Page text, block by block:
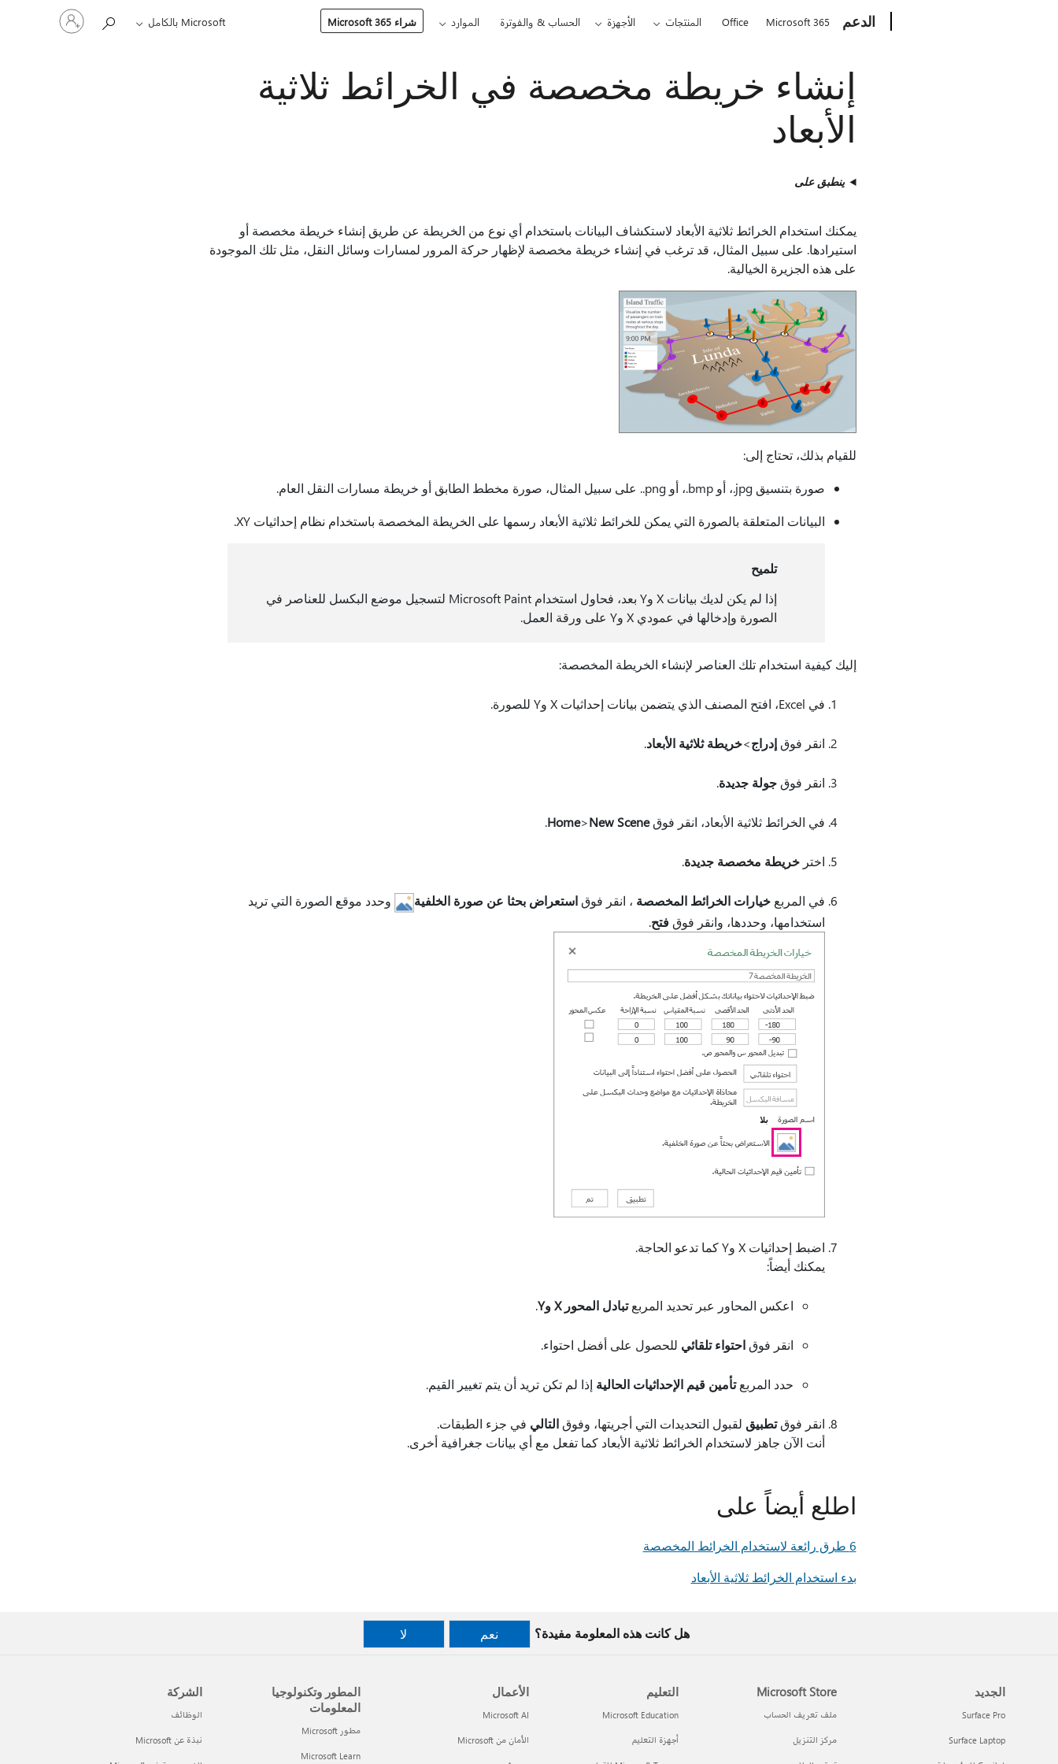
الدعم Microsoft 365
Office المنتجات الأجهزة الحساب & والفوترة الموارد شراء Microsoft 365 Microsoft بالكامل
تسجيل
الدخول
إلى
إنشاء خريطة مخصصة في الخرائط ثلاثية
الأبعاد
ينطبق على
يمكنك استخدام الخرائط ثلاثية الأبعاد لاستكشاف البيانات باستخدام أي نوع من الخريطة عن طريق إنشاء خريطة مخصصة أو
استيرادها. على سبيل المثال، قد ترغب في إنشاء خريطة مخصصة لإظهار حركة المرور لمسارات وسائل النقل، مثل تلك الموجودة
على هذه الجزيرة الخيالية.
للقيام بذلك، تحتاج إلى:
صورة بتنسيق ‎.jpg، أو ‎.bmp، أو ‎.png. على سبيل المثال، صورة مخطط الطابق أو خريطة مسارات النقل العام.
البيانات المتعلقة بالصورة التي يمكن للخرائط ثلاثية الأبعاد رسمها على الخريطة المخصصة باستخدام نظام إحداثيات XY.
تلميح
إذا لم يكن لديك بيانات X وY بعد، فحاول استخدام Microsoft Paint لتسجيل موضع البكسل للعناصر في
الصورة وإدخالها في عمودي X وY على ورقة العمل.
إليك كيفية استخدام تلك العناصر لإنشاء الخريطة المخصصة:
في Excel، افتح المصنف الذي يتضمن بيانات إحداثيات X وY للصورة.
انقر فوقإدراج>خريطة ثلاثية الأبعاد.
انقر فوقجولة جديدة.
في الخرائط ثلاثية الأبعاد، انقر فوق Home>New Scene
.
اخترخريطة مخصصة جديدة.
في المربعخيارات الخرائط المخصصة ، انقر فوقاستعراض بحثا عن صورة الخلفية
وحدد موقع الصورة التي تريد
استخدامها، وحددها، وانقر فوقفتح.
اضبط إحداثيات X وY كما تدعو الحاجة.
يمكنك أيضاً:
اعكس المحاور عبر تحديد المربعتبادل المحور X وY .
انقر فوقاحتواء تلقائي للحصول على أفضل احتواء.
حدد المربعتأمين قيم الإحداثيات الحالية إذا لم تكن تريد أن يتم تغيير القيم.
انقر فوقتطبيق لقبول التحديدات التي أجريتها، وفوقالتالي في جزء الطبقات.
أنت الآن جاهز لاستخدام الخرائط ثلاثية الأبعاد كما تفعل مع أي بيانات جغرافية أخرى.
اطلع أيضاً على
6 طرق رائعة لاستخدام الخرائط المخصصة
بدء استخدام الخرائط ثلاثية الأبعاد
هل كانت هذه المعلومة مفيدة؟ نعم لا
الجديد
Surface Pro
Surface Laptop
Microsoft Store
ملف تعريف الحساب
مركز التنزيل
التعليم
Microsoft Education
أجهزة التعليم
الأعمال
Microsoft AI
الأمان من Microsoft
المطور وتكنولوجيا
المعلومات
مطور Microsoft
Microsoft Learn
الشركة
الوظائف
نبذة عن Microsoft